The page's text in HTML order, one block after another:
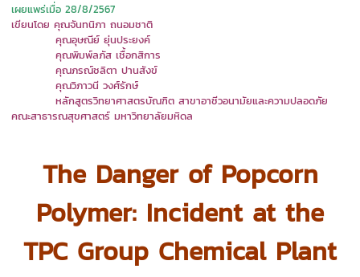
เผยแพร่เมื่อ 28/8/2567
เขียนโดย คุณจันทนิภา ถนอมชาติ
คุณอุษณีย์ ยุ่นประยงค์
คุณพิมพ์ลภัส เชื้อกสิการ
คุณภรณ์ชลิตา ปานสังข์
คุณวิภาวนี วงศ์รักษ์
หลักสูตรวิทยาศาสตรบัณฑิต สาขาอาชีวอนามัยและความปลอดภัย
คณะสาธารณสุขศาสตร์ มหาวิทยาลัยมหิดล
The Danger of Popcorn
Polymer: Incident at the
TPC Group Chemical Plant